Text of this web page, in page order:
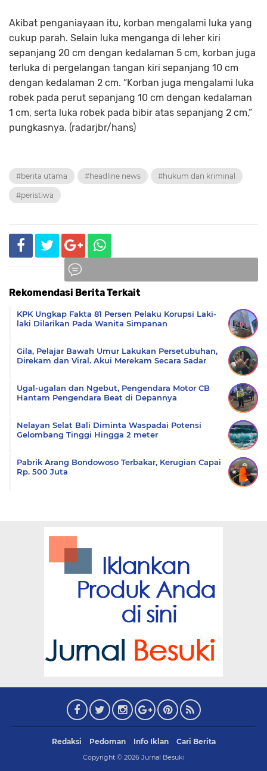
Akibat penganiayaan itu, korban mengalami luka yang
cukup parah. Selain luka menganga di leher kiri
sepanjang 20 cm dengan kedalaman 5 cm, korban juga
terluka di pergelangan tangan kiri sepanjang 10 cm
dengan kedalaman 2 cm. “Korban juga mengalami luka
robek pada perut sepanjang 10 cm dengan kedalaman
1 cm, serta luka robek pada bibir atas sepanjang 2 cm,”
pungkasnya. (radarjbr/hans)
#berita utama #headline news #hukum dan kriminal
#peristiwa
Rekomendasi Berita Terkait
KPK Ungkap Fakta 81 Persen Pelaku Korupsi Laki-
laki Dilarikan Pada Wanita Simpanan
Gila, Pelajar Bawah Umur Lakukan Persetubuhan,
Direkam dan Viral. Akui Merekam Secara Sadar
Ugal-ugalan dan Ngebut, Pengendara Motor CB
Hantam Pengendara Beat di Depannya
Nelayan Selat Bali Diminta Waspadai Potensi
Gelombang Tinggi Hingga 2 meter
Pabrik Arang Bondowoso Terbakar, Kerugian Capai
Rp. 500 Juta
Redaksi Pedoman Info Iklan Cari Berita
Copyright © 2026 Jurnal Besuki